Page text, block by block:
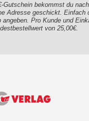
Gutschein bekommst du
Adresse geschickt. Einfach
angeben. Pro Kunde und
von 25,00€.